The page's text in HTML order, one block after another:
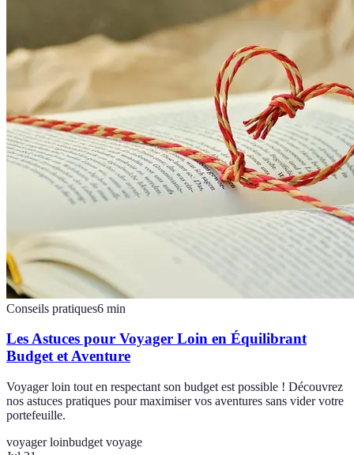
Conseils pratiques6 min
Les Astuces pour Voyager Loin en Équilibrant
Budget et Aventure
Voyager loin tout en respectant son budget est possible ! Découvrez
nos astuces pratiques pour maximiser vos aventures sans vider votre
portefeuille.
voyager loinbudget voyage